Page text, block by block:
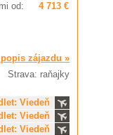
od:
4 713 €
zájazdu »
Strava: raňajky
Viedeň
Viedeň
Viedeň